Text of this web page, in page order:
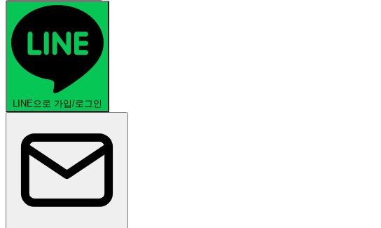
LINE으로 가입/로그인